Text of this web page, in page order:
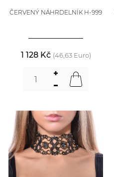
ČERVENÝ NÁHRDELNÍK H-999
1 128 Kč (46,63 Euro)